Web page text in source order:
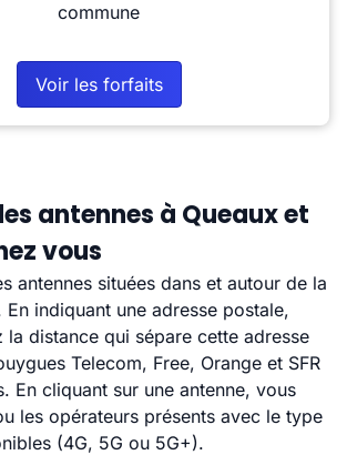
commune
Voir les forfaits
antennes à Queaux et
vous
antennes situées dans et autour de la
indiquant une adresse postale,
distance qui sépare cette adresse
Telecom, Free, Orange et SFR
En cliquant sur une antenne, vous
les opérateurs présents avec le type
(4G, 5G ou 5G+).